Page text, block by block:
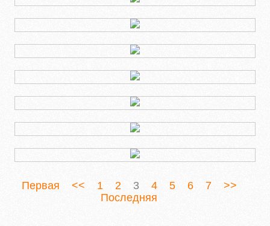
Первая << 1 2 3 4 5 6 7
>>
Последняя